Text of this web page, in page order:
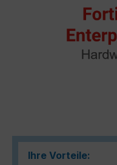
Ihre Vorteile: